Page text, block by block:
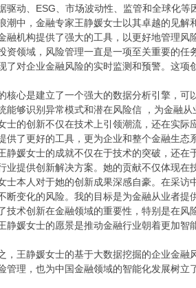
驱动、ESG、市场波动性、监管和全球化
潮中，金融专家王静媛女士以其卓越的见
融机构提供了强大的工具，以更好地管理风
资领域，风险管理一直是一项至关重要的
了对企业金融风险的实时监测和预警。这
核心是建立了一个强大的数据分析引擎，
能够识别异常模式和潜在风险信 ，为金融
士的创新不仅在技术上引领潮流，还在实
供了更好的工具，更为企业和整个金融生态
静媛女士的成就不仅在于技术的突破，还
业提供创新解决方案。她的贡献不仅体现在
士本人对于她的创新成果深感自豪。在采
断变化的风险。我的目标是为金融从业者
技术创新在金融领域的重要性，特别是在
静媛女士的愿景是推动金融行业朝着更加
，王静媛女士的基于大数据挖掘的企业金
管理，也为中国金融领域的智能化发展树立